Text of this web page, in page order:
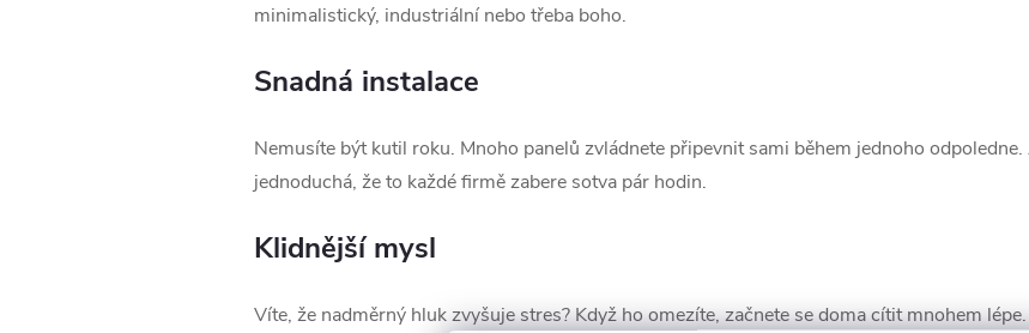
minimalistický, industriální nebo třeba boho.
Snadná instalace
Nemusíte být kutil roku. Mnoho panelů zvládnete připevnit sami během jednoho
jednoduchá, že to každé firmě zabere sotva pár hodin.
Klidnější mysl
Víte, že nadměrný hluk zvyšuje stres? Když ho omezíte, začnete se doma cítit mnohem